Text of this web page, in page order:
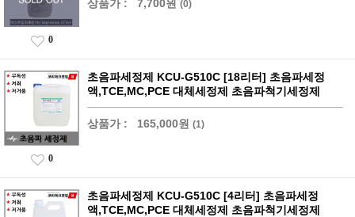
상품가 : 7,700원 (0)
0
초음파세정제 KCU-G510C [18리터] 초음파세정
액,TCE,MC,PCE 대체세정제 초음파척기세정제
상품가 : 165,000원 (1)
0
초음파세정제 KCU-G510C [4리터] 초음파세정
액,TCE,MC,PCE 대체세정제 초음파척기세정제